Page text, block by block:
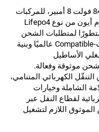
يشكل شاحن البطارية الأوتوماتيكي بجهد 72 فولت 84 فولت 8 أمبير، للمركبات
الكهربائية وعربات الجولف وشواحن بطاريات الليثيوم أيون من نوع Lifepo4
و72 فولت و8 أمبير، حلاً متطورًا لمتطلبات الشحن
الحديثة للمركبات الكهربائية. ويُعدّ تصميمه الذكي وت-Compatible عالميًا وبنية
الأساطيل
موثوقة وفعالة.
الكهربائي المتنامي،
الشاملة وخيارات
لقطاع النقل عبر
اللازم لتشغيل